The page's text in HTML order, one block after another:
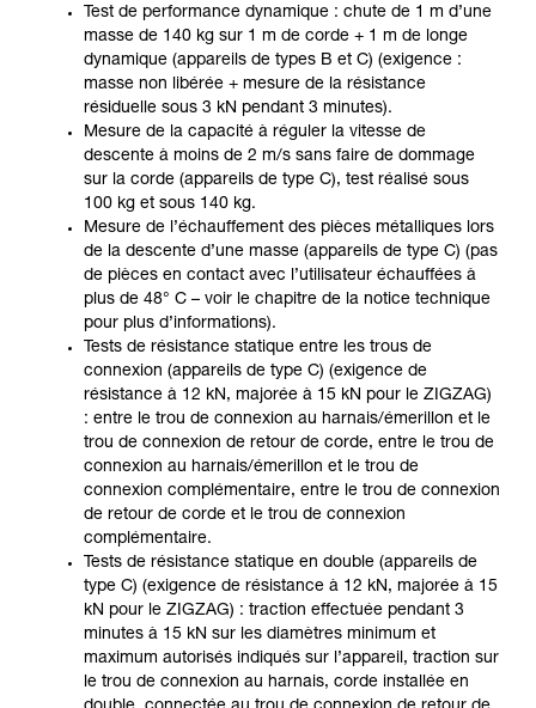
Test de performance dynamique : chute de 1 m d’une
masse de 140 kg sur 1 m de corde + 1 m de longe
dynamique (appareils de types B et C) (exigence :
masse non libérée + mesure de la résistance
résiduelle sous 3 kN pendant 3 minutes).
Mesure de la capacité à réguler la vitesse de
descente à moins de 2 m/s sans faire de dommage
sur la corde (appareils de type C), test réalisé sous
100 kg et sous 140 kg.
Mesure de l’échauffement des pièces métalliques lors
de la descente d’une masse (appareils de type C) (pas
de pièces en contact avec l’utilisateur échauffées à
plus de 48° C – voir le chapitre de la notice technique
pour plus d’informations).
Tests de résistance statique entre les trous de
connexion (appareils de type C) (exigence de
résistance à 12 kN, majorée à 15 kN pour le ZIGZAG)
: entre le trou de connexion au harnais/émerillon et le
trou de connexion de retour de corde, entre le trou de
connexion au harnais/émerillon et le trou de
connexion complémentaire, entre le trou de connexion
de retour de corde et le trou de connexion
complémentaire.
Tests de résistance statique en double (appareils de
type C) (exigence de résistance à 12 kN, majorée à 15
kN pour le ZIGZAG) : traction effectuée pendant 3
minutes à 15 kN sur les diamètres minimum et
maximum autorisés indiqués sur l’appareil, traction sur
le trou de connexion au harnais, corde installée en